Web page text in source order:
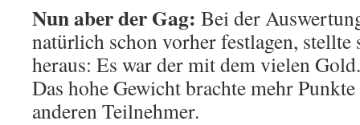
Nun aber der Gag: Bei der
natürlich schon vorher festlagen,
heraus: Es war der mit dem vielen Gold.
Das hohe Gewicht brachte mehr
anderen Teilnehmer.